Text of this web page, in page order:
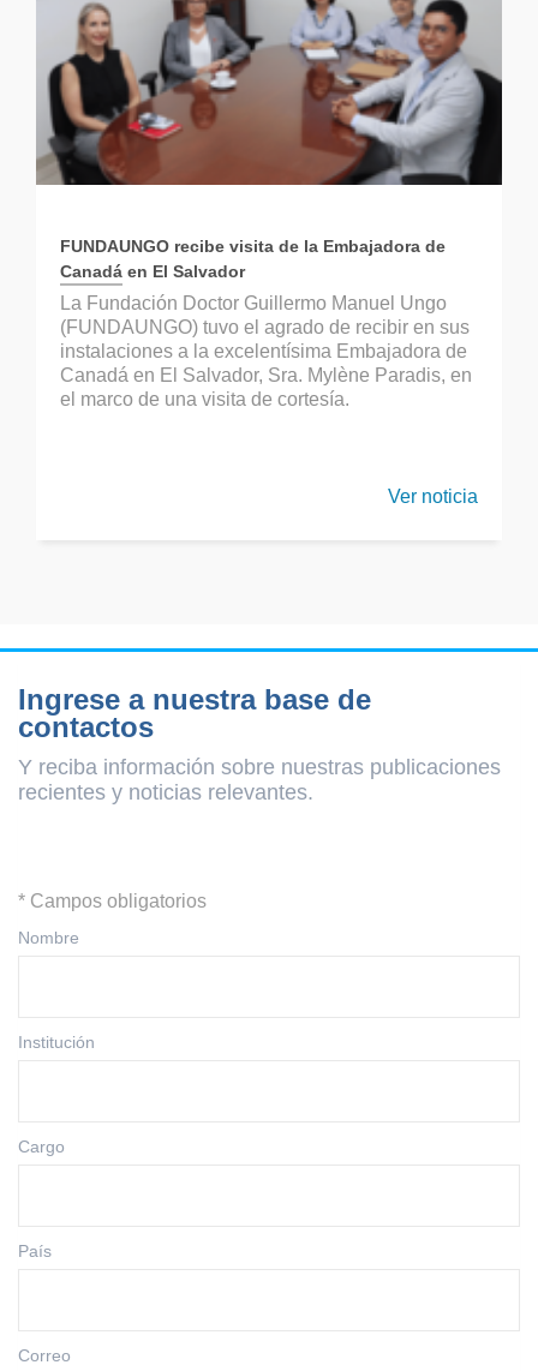
FUNDAUNGO recibe visita de la Embajadora de
Canadá en El Salvador
La Fundación Doctor Guillermo Manuel Ungo
(FUNDAUNGO) tuvo el agrado de recibir en sus
instalaciones a la excelentísima Embajadora de
Canadá en El Salvador, Sra. Mylène Paradis, en
el marco de una visita de cortesía.
Ver noticia
Ingrese a nuestra base de
contactos
Y reciba información sobre nuestras publicaciones
recientes y noticias relevantes.
* Campos obligatorios
Nombre
Institución
Cargo
País
Correo